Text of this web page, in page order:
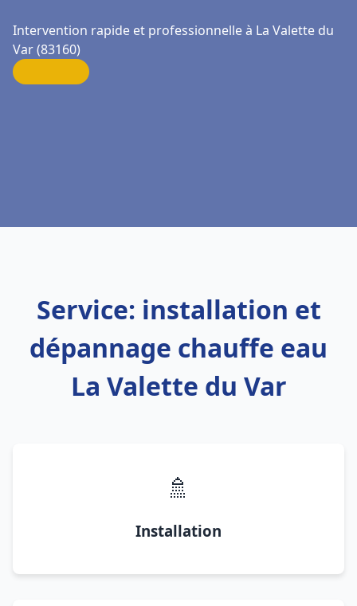
Intervention rapide et professionnelle à La Valette du
Var (83160)
Service: installation et
dépannage chauffe eau
La Valette du Var
🚿
Installation